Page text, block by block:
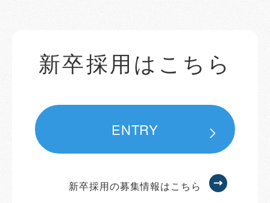
新卒採用はこちら
ENTRY
新卒採用の募集情報はこちら